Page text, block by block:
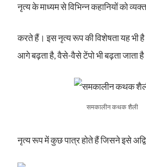
नृत्य के माध्यम से विभिन्न कहानियों को व्यक्त
करते हैं। इस नृत्य रूप की विशेषता यह भी
आगे बढ़ता है, वैसे-वैसे टेंपो भी बढ़ता जाता
समकालीन कथक शैली
नृत्य रूप में कुछ पात्र होते हैं जिसने इसे